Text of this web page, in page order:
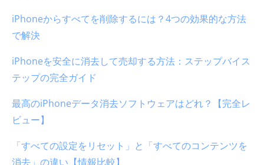
iPhoneからすべてを削除するには？4つの効果的な方法
で解決
iPhoneを安全に消去して売却する方法：ステップバイス
テップの完全ガイド
最高のiPhoneデータ消去ソフトウェアはどれ？【完全レ
ビュー】
「すべての設定をリセット」と「すべてのコンテンツを
消去」の違い【情報比較】